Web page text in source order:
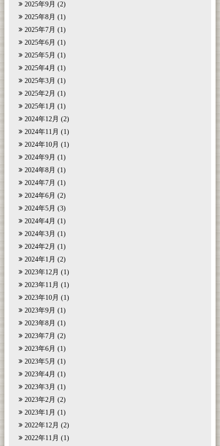
2025年9月 (2)
2025年8月 (1)
2025年7月 (1)
2025年6月 (1)
2025年5月 (1)
2025年4月 (1)
2025年3月 (1)
2025年2月 (1)
2025年1月 (1)
2024年12月 (2)
2024年11月 (1)
2024年10月 (1)
2024年9月 (1)
2024年8月 (1)
2024年7月 (1)
2024年6月 (2)
2024年5月 (3)
2024年4月 (1)
2024年3月 (1)
2024年2月 (1)
2024年1月 (2)
2023年12月 (1)
2023年11月 (1)
2023年10月 (1)
2023年9月 (1)
2023年8月 (1)
2023年7月 (2)
2023年6月 (1)
2023年5月 (1)
2023年4月 (1)
2023年3月 (1)
2023年2月 (2)
2023年1月 (1)
2022年12月 (2)
2022年11月 (1)